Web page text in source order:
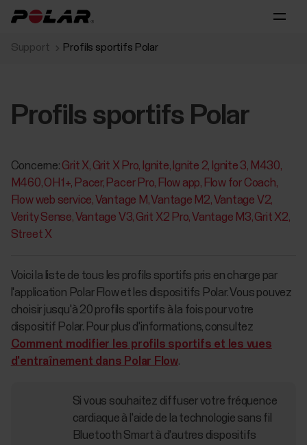
Support Profils sportifs Polar
Profils sportifs Polar
Concerne: Grit X Grit X Pro Ignite Ignite 2 Ignite 3 M430
M460 OH1+ Pacer Pacer Pro Flow app Flow for Coach
Flow web service Vantage M Vantage M2 Vantage V2
Verity Sense Vantage V3 Grit X2 Pro Vantage M3 Grit X2
Street X
Voici la liste de tous les profils sportifs pris en charge par
l'application Polar Flow et les dispositifs Polar. Vous pouvez
choisir jusqu'à 20 profils sportifs à la fois pour votre
dispositif Polar. Pour plus d'informations, consultez
Comment modifier les profils sportifs et les vues
d'entraînement dans Polar Flow.
Si vous souhaitez diffuser votre fréquence
cardiaque à l'aide de la technologie sans fil
Bluetooth Smart à d'autres dispositifs